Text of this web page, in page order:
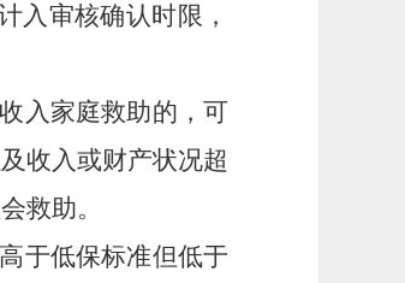
入审核确认时限，
入家庭救助的，可
收入或财产状况超
救助。
于低保标准但低于